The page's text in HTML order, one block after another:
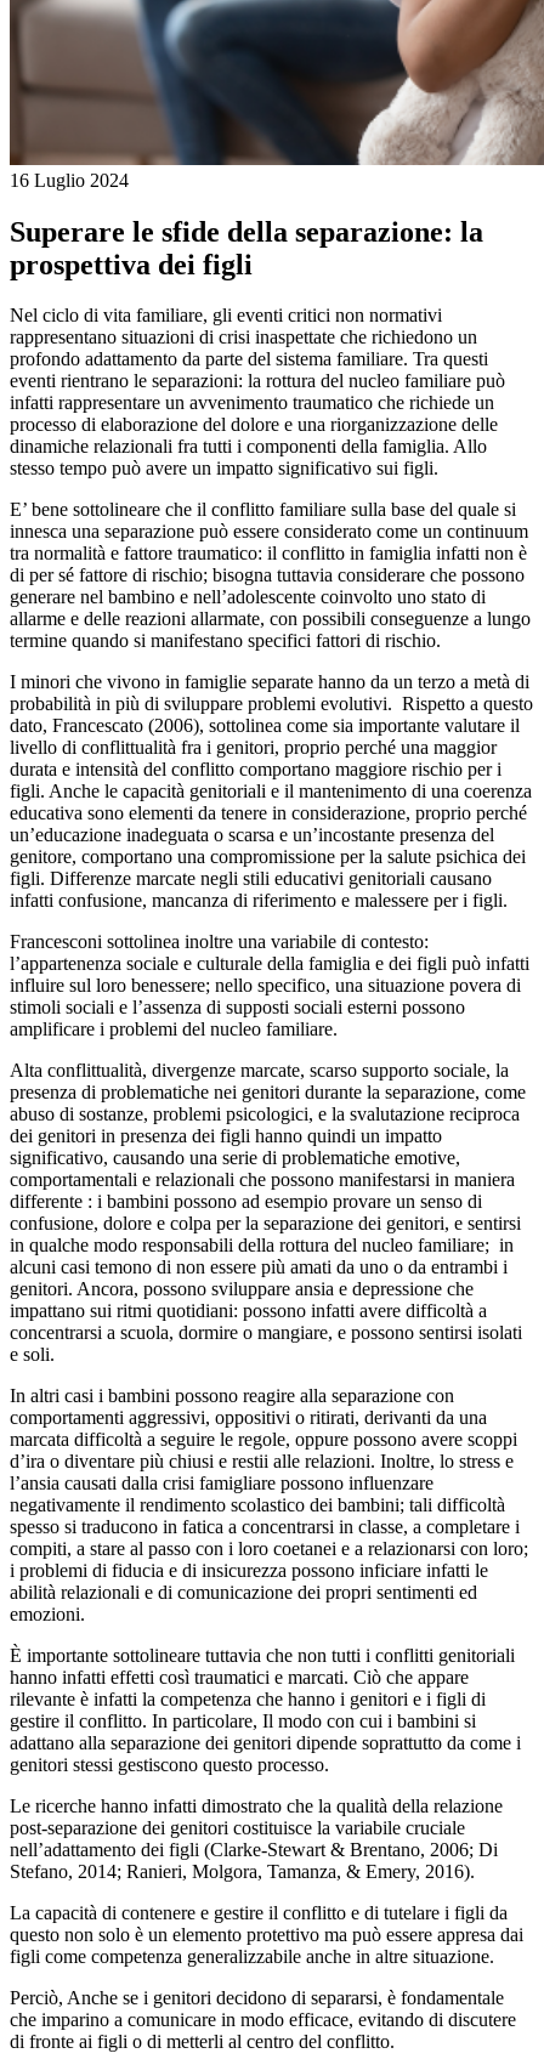
16 Luglio 2024
Superare le sfide della separazione: la
prospettiva dei figli
Nel ciclo di vita familiare, gli eventi critici non normativi
rappresentano situazioni di crisi inaspettate che richiedono un
profondo adattamento da parte del sistema familiare. Tra questi
eventi rientrano le separazioni: la rottura del nucleo familiare può
infatti rappresentare un avvenimento traumatico che richiede un
processo di elaborazione del dolore e una riorganizzazione delle
dinamiche relazionali fra tutti i componenti della famiglia. Allo
stesso tempo può avere un impatto significativo sui figli.
E’ bene sottolineare che il conflitto familiare sulla base del quale si
innesca una separazione può essere considerato come un continuum
tra normalità e fattore traumatico: il conflitto in famiglia infatti non è
di per sé fattore di rischio; bisogna tuttavia considerare che possono
generare nel bambino e nell’adolescente coinvolto uno stato di
allarme e delle reazioni allarmate, con possibili conseguenze a lungo
termine quando si manifestano specifici fattori di rischio.
I minori che vivono in famiglie separate hanno da un terzo a metà di
probabilità in più di sviluppare problemi evolutivi. Rispetto a questo
dato, Francescato (2006), sottolinea come sia importante valutare il
livello di conflittualità fra i genitori, proprio perché una maggior
durata e intensità del conflitto comportano maggiore rischio per i
figli. Anche le capacità genitoriali e il mantenimento di una coerenza
educativa sono elementi da tenere in considerazione, proprio perché
un’educazione inadeguata o scarsa e un’incostante presenza del
genitore, comportano una compromissione per la salute psichica dei
figli. Differenze marcate negli stili educativi genitoriali causano
infatti confusione, mancanza di riferimento e malessere per i figli.
Francesconi sottolinea inoltre una variabile di contesto:
l’appartenenza sociale e culturale della famiglia e dei figli può infatti
influire sul loro benessere; nello specifico, una situazione povera di
stimoli sociali e l’assenza di supposti sociali esterni possono
amplificare i problemi del nucleo familiare.
Alta conflittualità, divergenze marcate, scarso supporto sociale, la
presenza di problematiche nei genitori durante la separazione, come
abuso di sostanze, problemi psicologici, e la svalutazione reciproca
dei genitori in presenza dei figli hanno quindi un impatto
significativo, causando una serie di problematiche emotive,
comportamentali e relazionali che possono manifestarsi in maniera
differente : i bambini possono ad esempio provare un senso di
confusione, dolore e colpa per la separazione dei genitori, e sentirsi
in qualche modo responsabili della rottura del nucleo familiare; in
alcuni casi temono di non essere più amati da uno o da entrambi i
genitori. Ancora, possono sviluppare ansia e depressione che
impattano sui ritmi quotidiani: possono infatti avere difficoltà a
concentrarsi a scuola, dormire o mangiare, e possono sentirsi isolati
e soli.
In altri casi i bambini possono reagire alla separazione con
comportamenti aggressivi, oppositivi o ritirati, derivanti da una
marcata difficoltà a seguire le regole, oppure possono avere scoppi
d’ira o diventare più chiusi e restii alle relazioni. Inoltre, lo stress e
l’ansia causati dalla crisi famigliare possono influenzare
negativamente il rendimento scolastico dei bambini; tali difficoltà
spesso si traducono in fatica a concentrarsi in classe, a completare i
compiti, a stare al passo con i loro coetanei e a relazionarsi con loro;
i problemi di fiducia e di insicurezza possono inficiare infatti le
abilità relazionali e di comunicazione dei propri sentimenti ed
emozioni.
È importante sottolineare tuttavia che non tutti i conflitti genitoriali
hanno infatti effetti così traumatici e marcati. Ciò che appare
rilevante è infatti la competenza che hanno i genitori e i figli di
gestire il conflitto. In particolare, Il modo con cui i bambini si
adattano alla separazione dei genitori dipende soprattutto da come i
genitori stessi gestiscono questo processo.
Le ricerche hanno infatti dimostrato che la qualità della relazione
post-separazione dei genitori costituisce la variabile cruciale
nell’adattamento dei figli (Clarke-Stewart & Brentano, 2006; Di
Stefano, 2014; Ranieri, Molgora, Tamanza, & Emery, 2016).
La capacità di contenere e gestire il conflitto e di tutelare i figli da
questo non solo è un elemento protettivo ma può essere appresa dai
figli come competenza generalizzabile anche in altre situazione.
Perciò, Anche se i genitori decidono di separarsi, è fondamentale
che imparino a comunicare in modo efficace, evitando di discutere
di fronte ai figli o di metterli al centro del conflitto.